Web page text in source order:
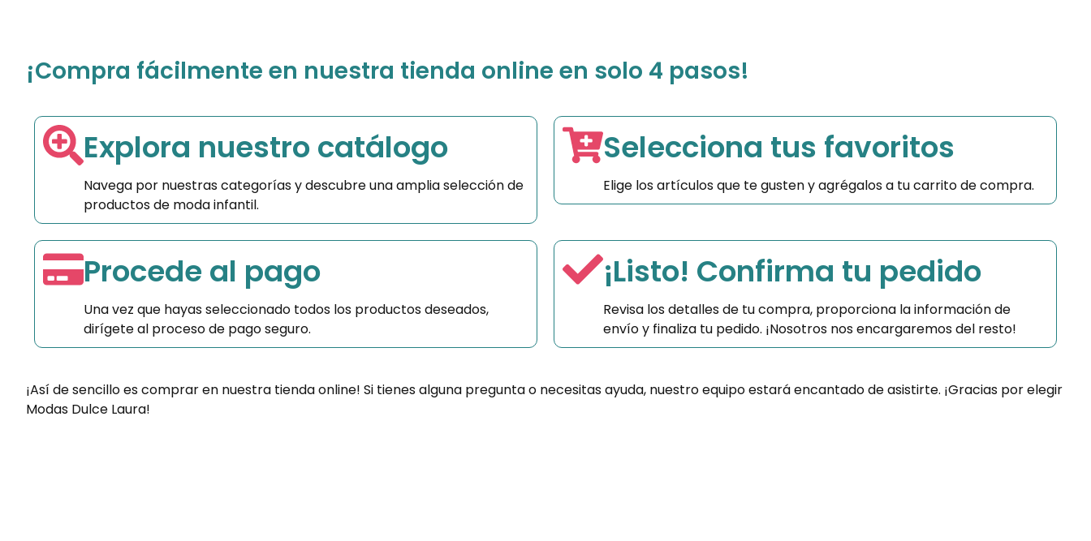
¡Compra fácilmente en nuestra tienda online en solo 4 pasos!
Explora nuestro catálogo
Navega por nuestras categorías y descubre una amplia selección de
productos de moda infantil.
Selecciona tus favoritos
Elige los artículos que te gusten y agrégalos a tu carrito de compra.
Procede al pago
Una vez que hayas seleccionado todos los productos deseados,
dirígete al proceso de pago seguro.
¡Listo! Confirma tu pedido
Revisa los detalles de tu compra, proporciona la información de
envío y finaliza tu pedido. ¡Nosotros nos encargaremos del resto!
¡Así de sencillo es comprar en nuestra tienda online! Si tienes alguna pregunta o necesitas ayuda, nuestro equipo estará encantado de asistirte. ¡Gracias por elegir
Modas Dulce Laura!